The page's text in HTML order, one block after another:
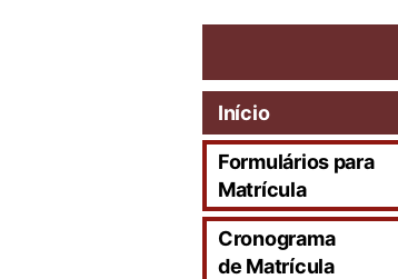
Início
Formulários para
Matrícula
Cronograma
de Matrícula